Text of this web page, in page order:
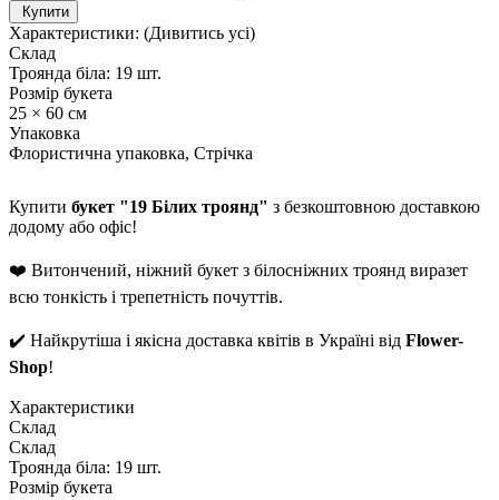
Купити
Характеристики: (Дивитись усі)
Склад
Троянда біла: 19 шт.
Розмір букета
25 × 60 см
Упаковка
Флористична упаковка, Стрічка
Купити букет "19 Білих троянд" з безкоштовною доставкою
додому або офіс!
❤️ Витончений, ніжний букет з білосніжних троянд виразет
всю тонкість і трепетність почуттів.
✔️ Найкрутіша і якісна доставка квітів в Україні від Flower-
Shop!
Характеристики
Склад
Склад
Троянда біла: 19 шт.
Розмір букета